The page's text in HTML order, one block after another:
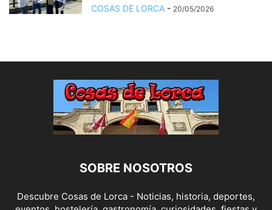
COSAS DE LORCA - 20/05/2026
SOBRE NOSOTROS
Descubre Cosas de Lorca - Noticias, historia, deportes,